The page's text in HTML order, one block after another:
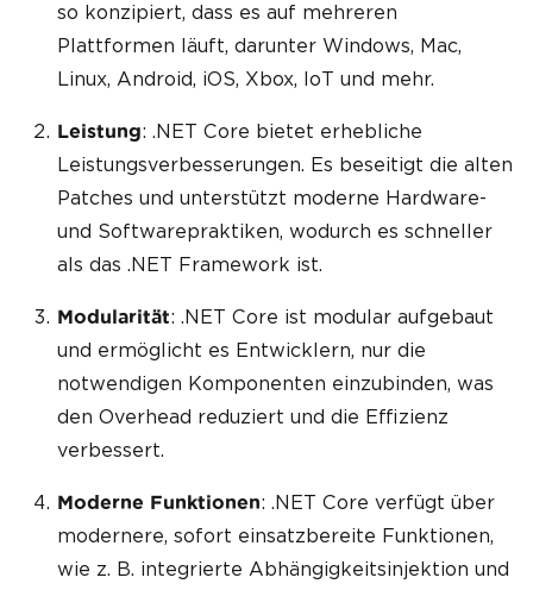
so konzipiert, dass es auf mehreren
Plattformen läuft, darunter Windows, Mac,
Linux, Android, iOS, Xbox, IoT und mehr.
Leistung: .NET Core bietet erhebliche
Leistungsverbesserungen. Es beseitigt die alten
Patches und unterstützt moderne Hardware-
und Softwarepraktiken, wodurch es schneller
als das .NET Framework ist.
Modularität: .NET Core ist modular aufgebaut
und ermöglicht es Entwicklern, nur die
notwendigen Komponenten einzubinden, was
den Overhead reduziert und die Effizienz
verbessert.
Moderne Funktionen: .NET Core verfügt über
modernere, sofort einsatzbereite Funktionen,
wie z. B. integrierte Abhängigkeitsinjektion und